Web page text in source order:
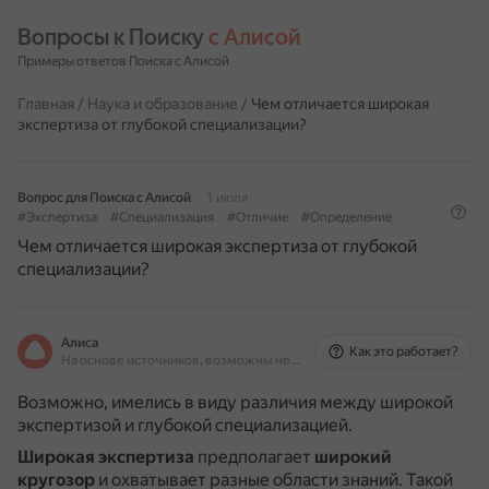
Вопросы к Поиску с Алисой
Примеры ответов Поиска с Алисой
Главная / Наука и образование / Чем отличается широкая
экспертиза от глубокой специализации?
Вопрос для Поиска с Алисой
1 июля
#Экспертиза
#Специализация #Отличие #Определение
Чем отличается широкая экспертиза от глубокой
специализации?
Алиса
На основе источников, возможны неточности
Как это работает?
Возможно, имелись в виду различия между широкой
экспертизой и глубокой специализацией.
Широкая экспертиза предполагает широкий
кругозор и охватывает разные области знаний. Такой